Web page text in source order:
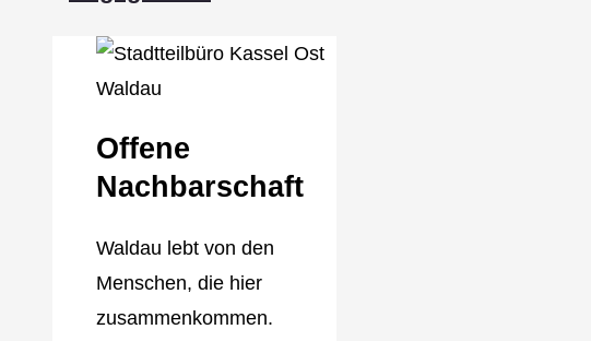
Offene
Nachbarschaft
Waldau lebt von den
Menschen, die hier
zusammenkommen.